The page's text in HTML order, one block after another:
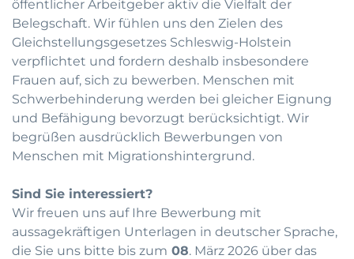
öffentlicher Arbeitgeber aktiv die Vielfalt der
Belegschaft. Wir fühlen uns den Zielen des
Gleichstellungsgesetzes Schleswig-Holstein
verpflichtet und fordern deshalb insbesondere
Frauen auf, sich zu bewerben. Menschen mit
Schwerbehinderung werden bei gleicher Eignung
und Befähigung bevorzugt berücksichtigt. Wir
begrüßen ausdrücklich Bewerbungen von
Menschen mit Migrationshintergrund.
Sind Sie interessiert?
Wir freuen uns auf Ihre Bewerbung mit
aussagekräftigen Unterlagen in deutscher Sprache,
die Sie uns bitte bis zum 08. März 2026 über das